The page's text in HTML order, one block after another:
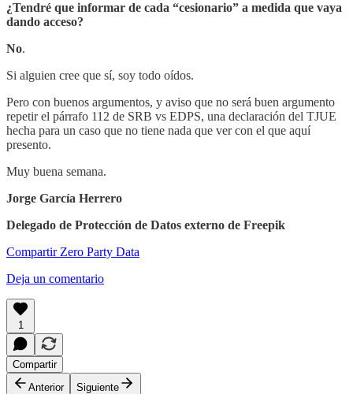
¿Tendré que informar de cada “cesionario” a medida que vaya
dando acceso?
No.
Si alguien cree que sí, soy todo oídos.
Pero con buenos argumentos, y aviso que no será buen argumento
repetir el párrafo 112 de SRB vs EDPS, una declaración del TJUE
hecha para un caso que no tiene nada que ver con el que aquí
presento.
Muy buena semana.
Jorge García Herrero
Delegado de Protección de Datos externo de Freepik
Compartir Zero Party Data
Deja un comentario
1
Compartir
Anterior
Siguiente